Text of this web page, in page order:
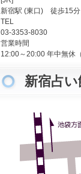
新宿駅 (東口) 徒歩15分
TEL
03-3353-8030
営業時間
12:00～20:00 年中無休
新宿占